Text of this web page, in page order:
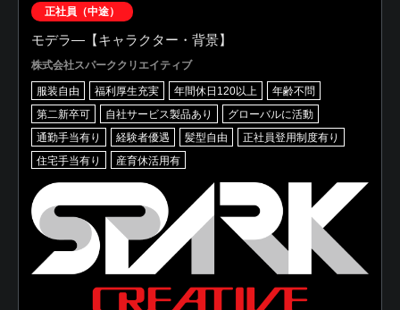
正社員（中途）
モデラ―【キャラクター・背景】
株式会社スパーククリエイティブ
服装自由 福利厚生充実 年間休日120以上
年齢不問
第二新卒可
自社サービス製品あり
グローバルに活動
通勤手当有り
経験者優遇 髪型自由
正社員登用制度有り
住宅手当有り
産育休活用有